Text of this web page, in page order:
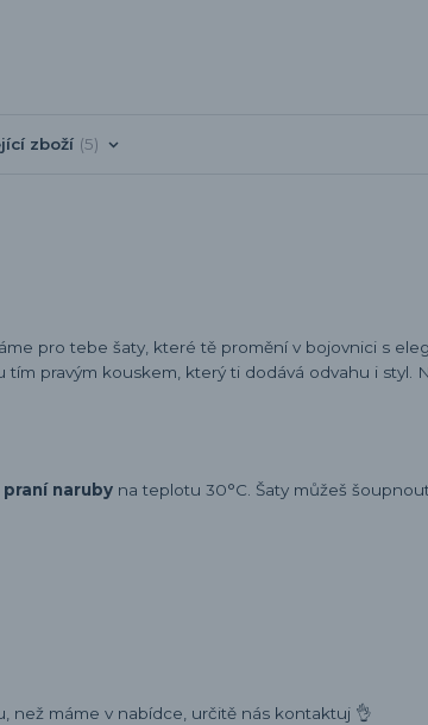
zboží 5
pro tebe šaty, které tě promění v bojovnici s
tím pravým kouskem, který ti dodává odvahu i styl.
praní naruby na teplotu 30°C. Šaty můžeš
než máme v nabídce, určitě nás kontaktuj 👌